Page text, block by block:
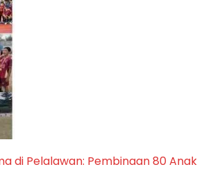
di Pelalawan: Pembinaan 80 Anak